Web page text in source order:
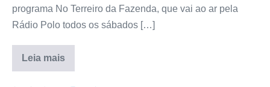
programa No Terreiro da Fazenda, que vai ao ar pela
Rádio Polo todos os sábados […]
Leia mais